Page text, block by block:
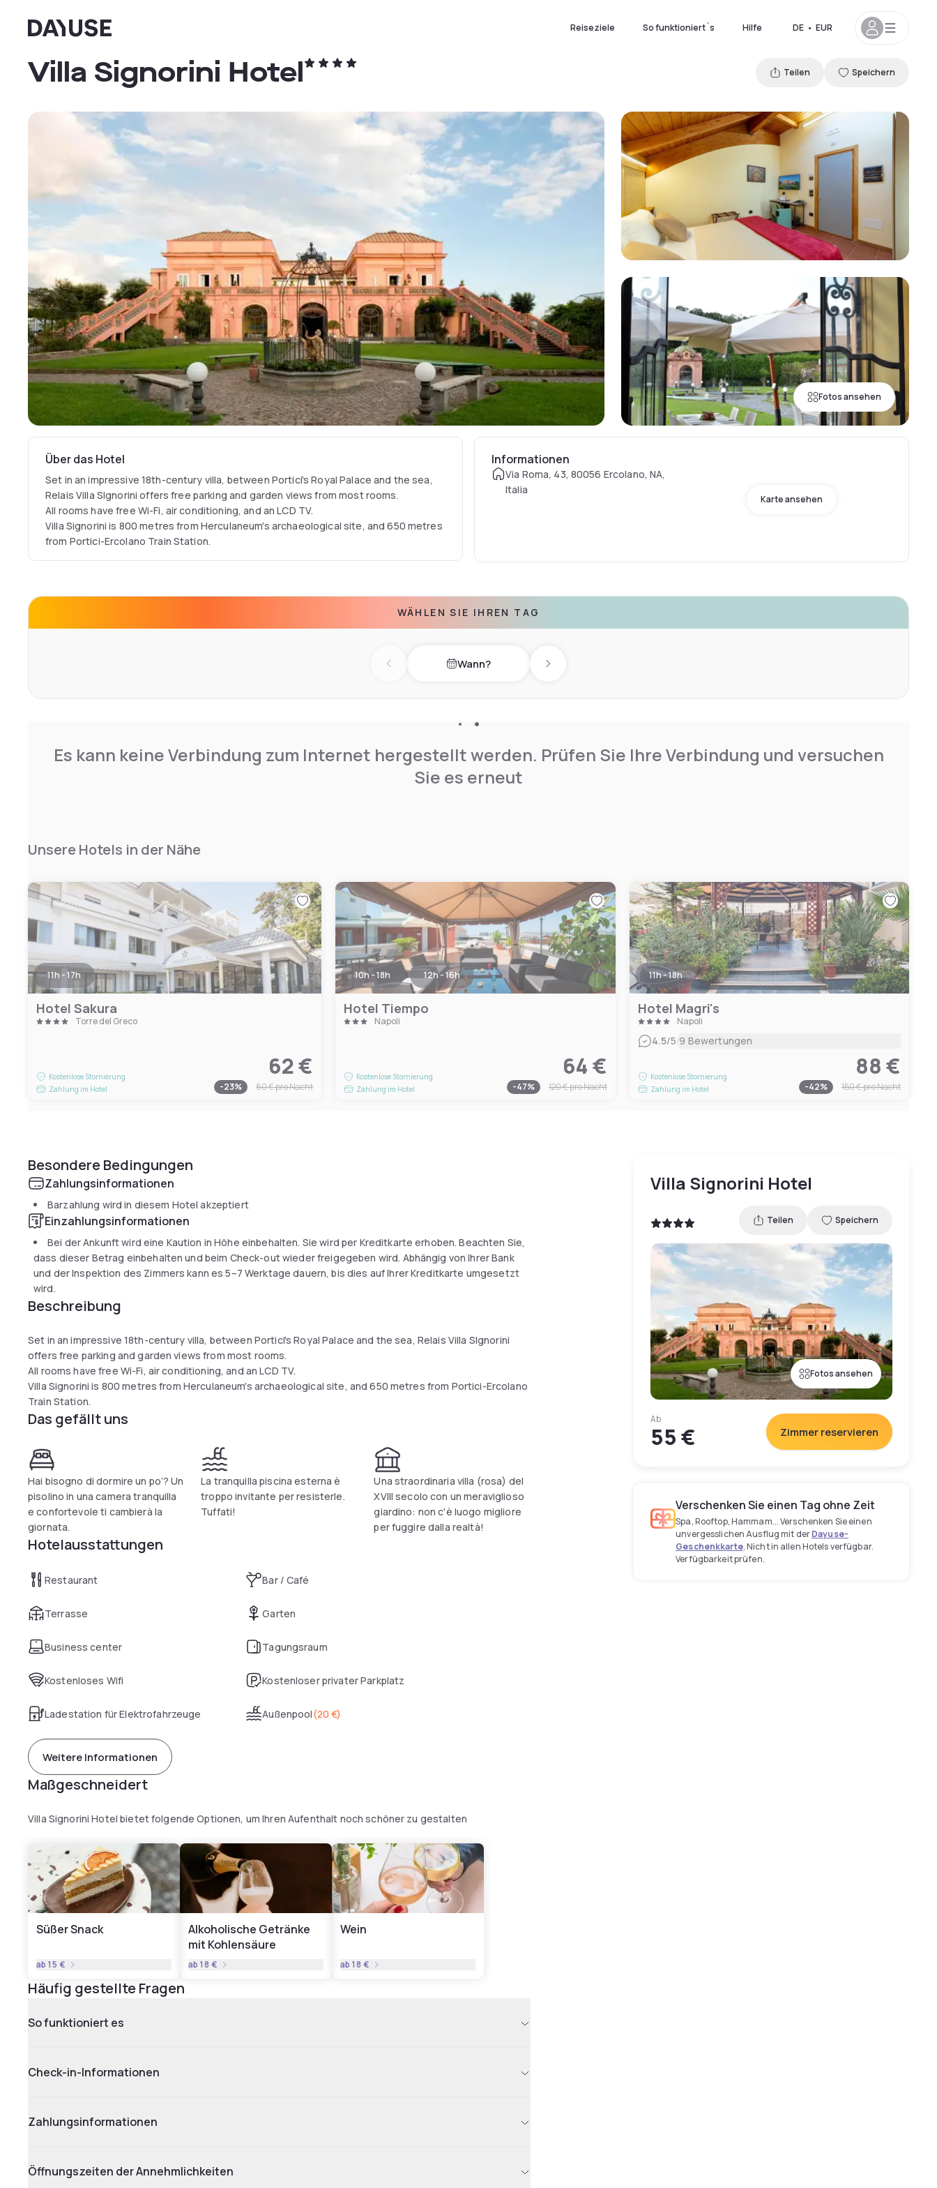
Dayuse Reiseziele So funktioniert´s Hilfe DE • EUR
Fotos ansehen
Villa Signorini Hotel Teilen Speichern
Über das Hotel
Set in an impressive 18th-century villa, between Portici's Royal Palace and the sea,
Relais Villa SIgnorini offers free parking and garden views from most rooms.
All rooms have free Wi-Fi, air conditioning, and an LCD TV.
Villa Signorini is 800 metres from Herculaneum's archaeological site, and 650 metres
from Portici-Ercolano Train Station.
Informationen
Via Roma, 43, 80056 Ercolano, NA,
Italia
Karte ansehen
WÄHLEN SIE IHREN TAG
Previous day Wann? Next day
Es kann keine Verbindung zum Internet hergestellt werden. Prüfen Sie Ihre Verbindung und versuchen
Sie es erneut
Unsere Hotels in der Nähe
11h - 17h
Hotel Sakura
Torre del Greco
Kostenlose Stornierung
Zahlung im Hotel
62 €
-23% 80 €pro Nacht
10h - 18h 12h - 16h
Hotel Tiempo
Napoli
Kostenlose Stornierung
Zahlung im Hotel
64 €
-47% 120 €pro Nacht
11h - 18h
Hotel Magri's
Napoli
4.5/5|9 Bewertungen
Kostenlose Stornierung
Zahlung im Hotel
88 €
-42% 150 €pro Nacht
Besondere Bedingungen
Zahlungsinformationen
Barzahlung wird in diesem Hotel akzeptiert
Einzahlungsinformationen
Bei der Ankunft wird eine Kaution in Höhe einbehalten. Sie wird per Kreditkarte erhoben. Beachten Sie,
dass dieser Betrag einbehalten und beim Check-out wieder freigegeben wird. Abhängig von Ihrer Bank
und der Inspektion des Zimmers kann es 5–7 Werktage dauern, bis dies auf Ihrer Kreditkarte umgesetzt
wird.
Beschreibung
Set in an impressive 18th-century villa, between Portici's Royal Palace and the sea, Relais Villa SIgnorini
offers free parking and garden views from most rooms.
All rooms have free Wi-Fi, air conditioning, and an LCD TV.
Villa Signorini is 800 metres from Herculaneum's archaeological site, and 650 metres from Portici-Ercolano
Train Station.
Das gefällt uns
Hai bisogno di dormire un po’? Un
pisolino in una camera tranquilla
e confortevole ti cambierà la
giornata.
La tranquilla piscina esterna è
troppo invitante per resisterle.
Tuffati!
Una straordinaria villa (rosa) del
XVIII secolo con un meraviglioso
giardino: non c'è luogo migliore
per fuggire dalla realtà!
Hotelausstattungen
Restaurant Bar / Café
Terrasse Garten
Business center Tagungsraum
Kostenloses Wifi Kostenloser privater Parkplatz
Ladestation für Elektrofahrzeuge Außenpool(20 €)
Weitere Informationen
Maßgeschneidert
Villa Signorini Hotel bietet folgende Optionen, um Ihren Aufenthalt noch schöner zu gestalten
Süßer Snack
ab15 €
Alkoholische Getränke
mit Kohlensäure
ab18 €
Wein
ab18 €
Häufig gestellte Fragen
So funktioniert es
Check-in-Informationen
Zahlungsinformationen
Öffnungszeiten der Annehmlichkeiten
Villa Signorini Hotel
Teilen Speichern
Fotos ansehen
Ab
55 € Zimmer reservieren
Verschenken Sie einen Tag ohne Zeit
Spa, Rooftop, Hammam... Verschenken Sie einen
unvergesslichen Ausflug mit derDayuse-
Geschenkkarte. Nicht in allen Hotels verfügbar.
Verfügbarkeit prüfen.